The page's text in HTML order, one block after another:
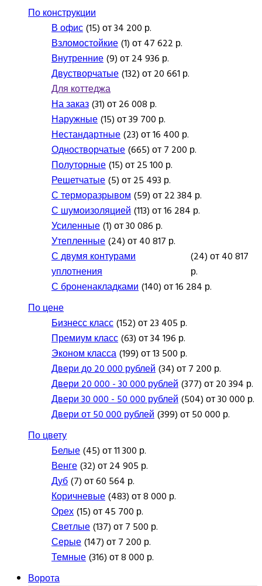
По конструкции
В офис(15) от 34 200 р.
Взломостойкие(1) от 47 622 р.
Внутренние(9) от 24 936 р.
Двустворчатые(132) от 20 661 р.
Для коттеджа
На заказ(31) от 26 008 р.
Наружные(15) от 39 700 р.
Нестандартные(23) от 16 400 р.
Одностворчатые(665) от 7 200 р.
Полуторные(15) от 25 100 р.
Решетчатые(5) от 25 493 р.
С терморазрывом(59) от 22 384 р.
С шумоизоляцией(113) от 16 284 р.
Усиленные(1) от 30 086 р.
Утепленные(24) от 40 817 р.
С двумя контурами
уплотнения
(24) от 40 817
р.
С броненакладками(140) от 16 284 р.
По цене
Бизнесс класс(152) от 23 405 р.
Премиум класс(63) от 34 196 р.
Эконом класса(199) от 13 500 р.
Двери до 20 000 рублей(34) от 7 200 р.
Двери 20 000 - 30 000 рублей(377) от 20 394 р.
Двери 30 000 - 50 000 рублей(504) от 30 000 р.
Двери от 50 000 рублей(399) от 50 000 р.
По цвету
Белые(45) от 11 300 р.
Венге(32) от 24 905 р.
Дуб(7) от 60 564 р.
Коричневые(483) от 8 000 р.
Орех(15) от 45 700 р.
Светлые(137) от 7 500 р.
Серые(147) от 7 200 р.
Темные(316) от 8 000 р.
Ворота